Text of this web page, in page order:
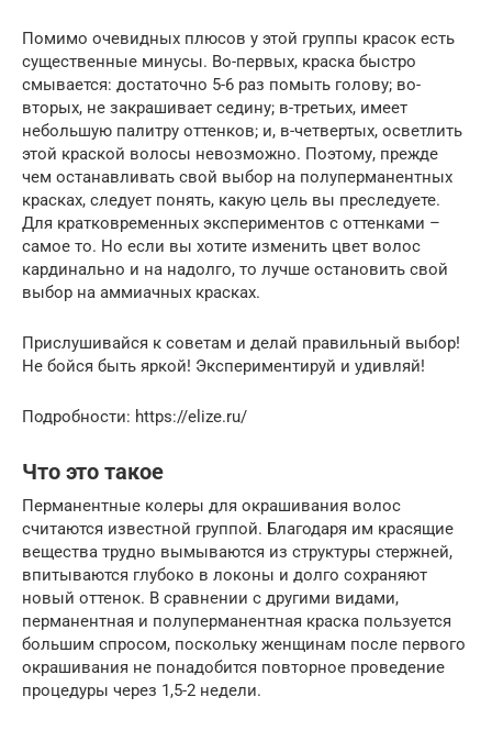
Помимо очевидных плюсов у этой группы красок есть
существенные минусы. Во-первых, краска быстро
смывается: достаточно 5-6 раз помыть голову; во-
вторых, не закрашивает седину; в-третьих, имеет
небольшую палитру оттенков; и, в-четвертых, осветлить
этой краской волосы невозможно. Поэтому, прежде
чем останавливать свой выбор на полуперманентных
красках, следует понять, какую цель вы преследуете.
Для кратковременных экспериментов с оттенками –
самое то. Но если вы хотите изменить цвет волос
кардинально и на надолго, то лучше остановить свой
выбор на аммиачных красках.
Прислушивайся к советам и делай правильный выбор!
Не бойся быть яркой! Экспериментируй и удивляй!
Подробности: https://elize.ru/
Что это такое
Перманентные колеры для окрашивания волос
считаются известной группой. Благодаря им красящие
вещества трудно вымываются из структуры стержней,
впитываются глубоко в локоны и долго сохраняют
новый оттенок. В сравнении с другими видами,
перманентная и полуперманентная краска пользуется
большим спросом, поскольку женщинам после первого
окрашивания не понадобится повторное проведение
процедуры через 1,5-2 недели.